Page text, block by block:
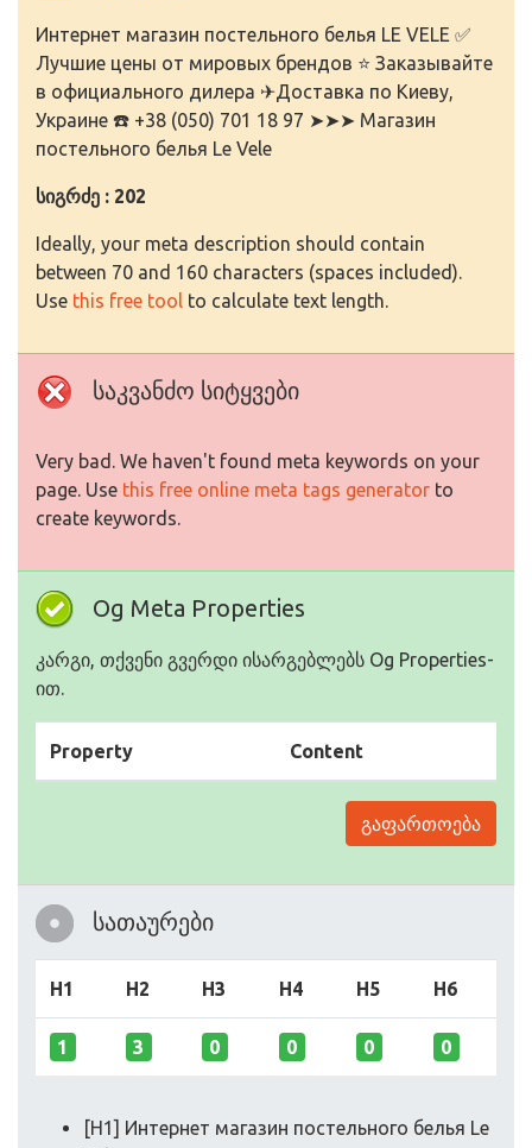
Интернет магазин постельного белья LE VELE ✅
Лучшие цены от мировых брендов ⭐ Заказывайте
в официального дилера ✈Доставка по Киеву,
Украине ☎️ +38 (050) 701 18 97 ➤➤➤ Магазин
постельного белья Le Vele
სიგრძე : 202
Ideally, your meta description should contain
between 70 and 160 characters (spaces included).
Use this free tool to calculate text length.
საკვანძო სიტყვები
Very bad. We haven't found meta keywords on your
page. Use this free online meta tags generator to
create keywords.
Og Meta Properties
კარგი, თქვენი გვერდი ისარგებლებს Og Properties-
ით.
Property Content
გაფართოება
სათაურები
H1 H2 H3 H4 H5 H6
1 3 0 0 0 0
[H1] Интернет магазин постельного белья Le